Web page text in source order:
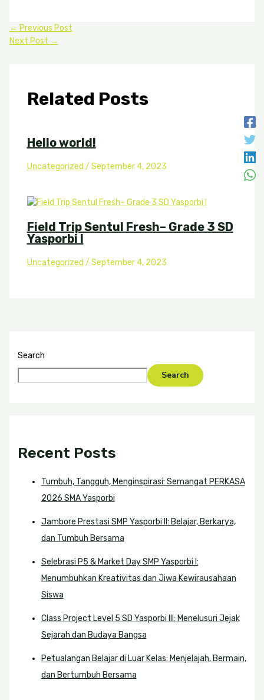
← Previous Post
Next Post →
Related Posts
Hello world!
Uncategorized / September 4, 2023
Field Trip Sentul Fresh– Grade 3 SD
Yasporbi I
Uncategorized / September 4, 2023
Search
Search
Recent Posts
Tumbuh, Tangguh, Menginspirasi: Semangat PERKASA
2026 SMA Yasporbi
Jambore Prestasi SMP Yasporbi II: Belajar, Berkarya,
dan Tumbuh Bersama
Selebrasi P5 & Market Day SMP Yasporbi I:
Menumbuhkan Kreativitas dan Jiwa Kewirausahaan
Siswa
Class Project Level 5 SD Yasporbi III: Menelusuri Jejak
Sejarah dan Budaya Bangsa
Petualangan Belajar di Luar Kelas: Menjelajah, Bermain,
dan Bertumbuh Bersama